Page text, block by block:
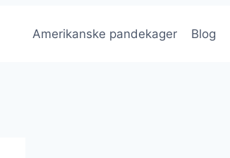
Amerikanske pandekager Blog